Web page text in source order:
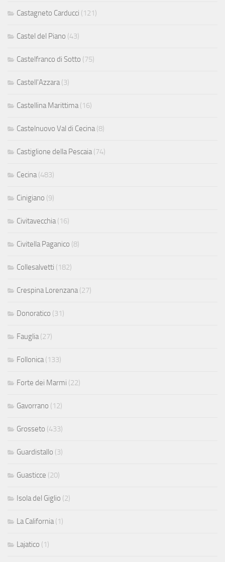
Castagneto Carducci (121)
Castel del Piano (43)
Castelfranco di Sotto (75)
Castell'Azzara (3)
Castellina Marittima (16)
Castelnuovo Val di Cecina (8)
Castiglione della Pescaia (74)
Cecina (483)
Cinigiano (9)
Civitavecchia (16)
Civitella Paganico (8)
Collesalvetti (182)
Crespina Lorenzana (27)
Donoratico (31)
Fauglia (27)
Follonica (133)
Forte dei Marmi (22)
Gavorrano (12)
Grosseto (433)
Guardistallo (3)
Guasticce (20)
Isola del Giglio (2)
La California (1)
Lajatico (1)